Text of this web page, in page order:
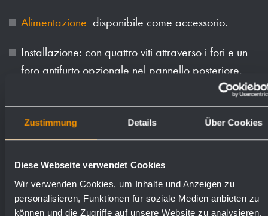
Zustimmung Details Über Cookies
Diese Webseite verwendet Cookies
Wir verwenden Cookies, um Inhalte und Anzeigen zu
personalisieren, Funktionen für soziale Medien anbieten zu
können und die Zugriffe auf unsere Website zu analysieren.
Alimentazione disponibile come accessorio.
Installazione: con quattro viti attraverso i fori e un
foro antifurto opzionale nel pannello posteriore.
Incluso materiale di montaggio, una bottiglia di
sapone e un pacco di asciugamani di carta.
Superfici disponibili Numeri d'ordine